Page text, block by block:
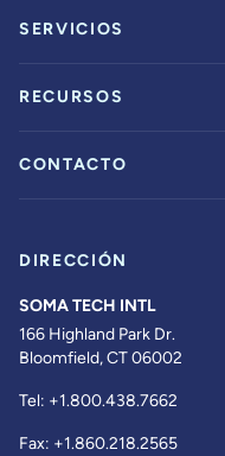
SERVICIOS
RECURSOS
CONTACTO
DIRECCIÓN
SOMA TECH INTL
166 Highland Park Dr.
Bloomfield, CT 06002
Tel: +1.800.438.7662
Fax: +1.860.218.2565